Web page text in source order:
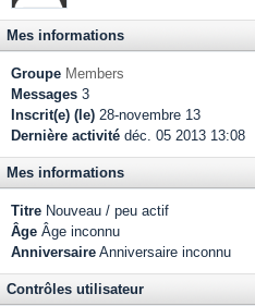
Mes informations
Groupe Members
Messages 3
Inscrit(e) (le) 28-novembre 13
Dernière activité déc. 05 2013 13:08
Mes informations
Titre Nouveau / peu actif
Âge Âge inconnu
Anniversaire Anniversaire inconnu
Contrôles utilisateur